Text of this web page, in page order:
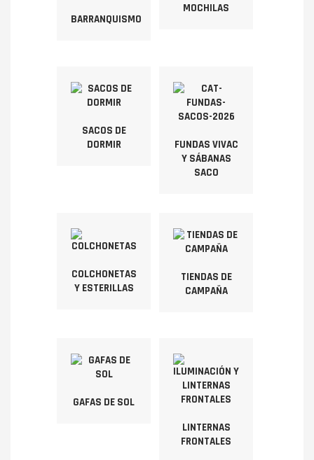
BARRANQUISMO
MOCHILAS
SACOS DE
DORMIR
FUNDAS VIVAC
Y SÁBANAS
SACO
COLCHONETAS
Y ESTERILLAS
TIENDAS DE
CAMPAÑA
GAFAS DE SOL
LINTERNAS
FRONTALES